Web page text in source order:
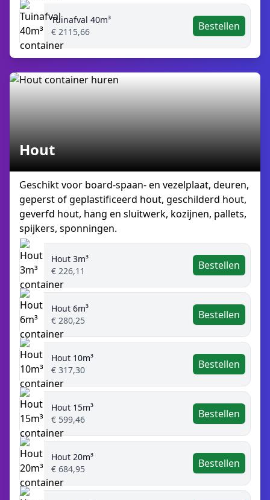
Tuinafval 40m³
€ 2115,66
Bestellen
Hout
Geschikt voor board-spaan- en vezelplaat, deuren,
geperst of geplastificeerd hout, geschilderd hout,
geverfd hout, hang en sluitwerk, kozijnen, pallets,
spijkers, sponningen.
Hout 3m³
€ 226,11
Bestellen
Hout 6m³
€ 280,25
Bestellen
Hout 10m³
€ 317,30
Bestellen
Hout 15m³
€ 599,46
Bestellen
Hout 20m³
€ 684,95
Bestellen